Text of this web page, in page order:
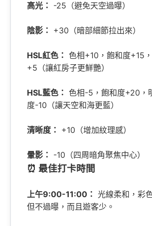
高光： -25（避免天空過曝）
陰影： +30（暗部細節拉出來）
HSL紅色： 色相+10，飽和度+15
+5（讓紅房子更鮮艷）
HSL藍色： 色相-5，飽和度+20，
度-10（讓天空和海更藍）
清晰度： +10（增加紋理感）
暈影： -10（四周暗角聚焦中心）
⏰ 最佳打卡時間
上午9:00-11:00： 光線柔和，彩
但不過曝，而且遊客少。